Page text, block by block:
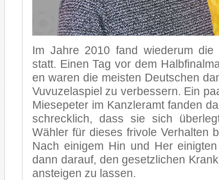
Im Jah­re 2010 fand wie­der­um die
statt. Ei­nen Tag vor dem
en wa­ren die meis­ten Deut­schen
Vu­vuz­el­a­spiel zu ver­bes­sern. Ein
Mie­se­pe­ter im Kanz­ler­amt fan­den
schreck­lich, dass sie sich
Wäh­ler für die­ses fri­vo­le Ver­hal­ten
Nach ei­ni­gem Hin und Her
dann dar­auf, den ge­setz­li­chen
an­stei­gen zu las­sen.